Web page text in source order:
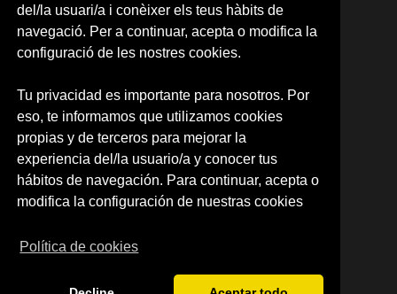
del/la usuari/a i conèixer els teus hàbits de
navegació. Per a continuar, acepta o modifica la
configuració de les nostres cookies.
Tu privacidad es importante para nosotros. Por
eso, te informamos que utilizamos cookies
propias y de terceros para mejorar la
experiencia del/la usuario/a y conocer tus
hábitos de navegación. Para continuar, acepta o
modifica la configuración de nuestras cookies
Política de cookies
09. ÁRABE
10. JAPONÉS
11. RUSO
12.NEERLANDÉS
14. INTENSIVE SPANISH
CARTA RESERVA DE PLAZA
RESERVA DE PLAZA (CAMPUS)
SOBRE NOSOTROS
Quienes somos
Política de privacidad